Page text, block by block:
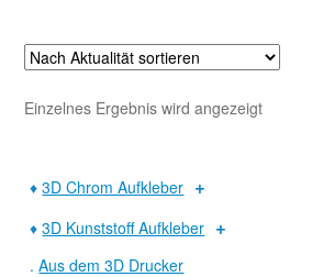
Einzelnes Ergebnis wird angezeigt
♦3D Chrom Aufkleber
♦3D Kunststoff Aufkleber
.Aus dem 3D Drucker